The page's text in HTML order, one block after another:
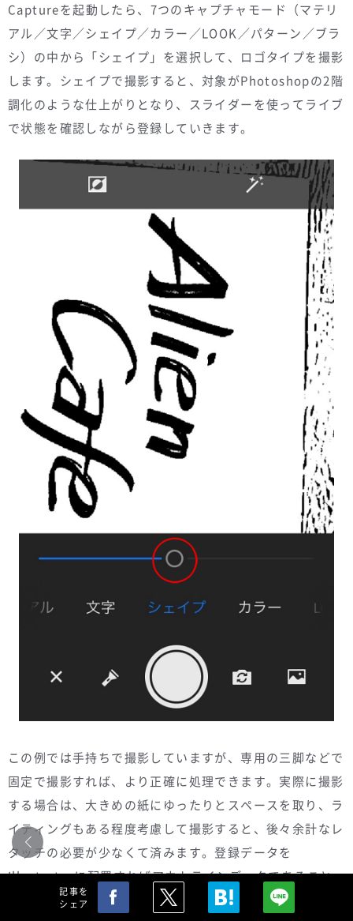
Captureを起動したら、7つのキャプチャモード（マテリ
アル／文字／シェイプ／カラー／LOOK／パターン／ブラ
シ）の中から「シェイプ」を選択して、ロゴタイプを撮影
します。シェイプで撮影すると、対象がPhotoshopの2階
調化のような仕上がりとなり、スライダーを使ってライブ
で状態を確認しながら登録していきます。
この例では手持ちで撮影していますが、専用の三脚などで
固定で撮影すれば、より正確に処理できます。実際に撮影
する場合は、大きめの紙にゆったりとスペースを取り、ラ
イティングもある程度考慮して撮影すると、後々余計なレ
タッチの必要が少なくて済みます。登録データを
Illustratorに配置すればアウトラインデータであること
も確認できます。
記事を
シェア